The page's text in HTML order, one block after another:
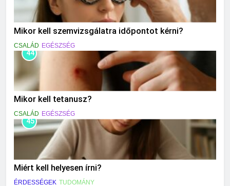
Mikor kell szemvizsgálatra időpontot kérni?
CSALÁD EGÉSZSÉG
44
Mikor kell tetanusz?
CSALÁD EGÉSZSÉG
45
Miért kell helyesen írni?
ÉRDESSÉGEK TUDOMÁNY